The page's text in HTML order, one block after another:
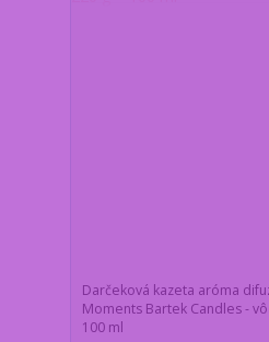
Darčeková kazeta aróma
Moments Bartek Candles -
100 ml